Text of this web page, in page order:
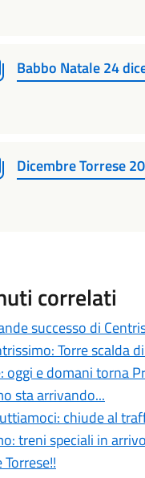
Babbo Natale 24
Dicembre Torrese
correlati
successo di
Torre scalda
oggi e domani torna
sta arrivando...
chiude al
treni speciali in